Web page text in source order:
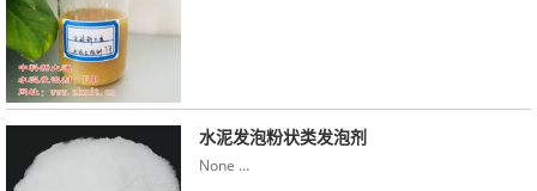
水泥发泡粉状类发泡剂
None …